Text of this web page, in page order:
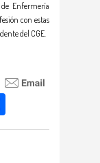
Enfermería
con estas
del CGE.